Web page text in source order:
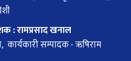
: रामप्रसाद खनाल
सम्पादक - ऋषिराम